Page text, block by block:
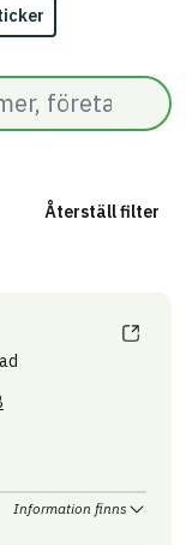
Återställ filter
Information finns